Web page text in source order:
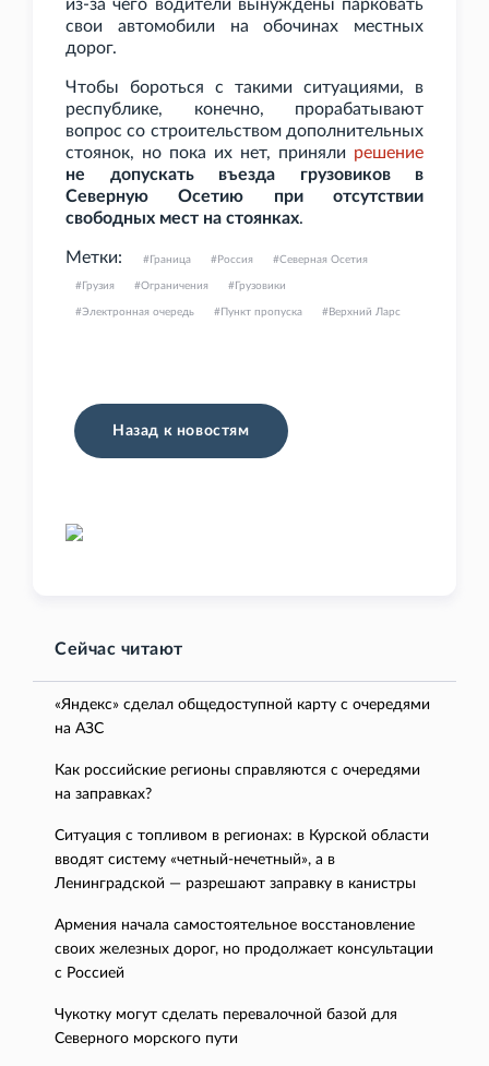
из-за чего водители вынуждены парковать
свои автомобили на обочинах местных
дорог.
Чтобы бороться с такими ситуациями, в
республике, конечно, прорабатывают
вопрос со строительством дополнительных
стоянок, но пока их нет, приняли решение
не допускать въезда грузовиков в
Северную Осетию при отсутствии
свободных мест на стоянках.
Метки: Граница Россия Северная Осетия
Грузия Ограничения Грузовики
Электронная очередь Пункт пропуска Верхний Ларс
Назад к новостям
Сейчас читают
«Яндекс» сделал общедоступной карту с очередями
на АЗС
Как российские регионы справляются с очередями
на заправках?
Ситуация с топливом в регионах: в Курской области
вводят систему «четный-нечетный», а в
Ленинградской — разрешают заправку в канистры
Армения начала самостоятельное восстановление
своих железных дорог, но продолжает консультации
с Россией
Чукотку могут сделать перевалочной базой для
Северного морского пути